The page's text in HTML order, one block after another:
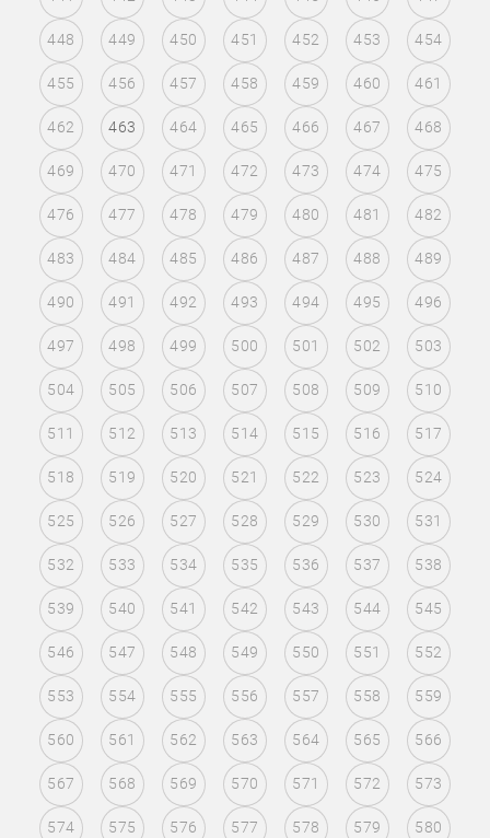
448 449 450 451 452 453 454
455 456 457 458 459 460 461
462 463 464 465 466 467 468
469 470 471 472 473 474 475
476 477 478 479 480 481 482
483 484 485 486 487 488 489
490 491 492 493 494 495 496
497 498 499 500 501 502 503
504 505 506 507 508 509 510
511 512 513 514 515 516 517
518 519 520 521 522 523 524
525 526 527 528 529 530 531
532 533 534 535 536 537 538
539 540 541 542 543 544 545
546 547 548 549 550 551 552
553 554 555 556 557 558 559
560 561 562 563 564 565 566
567 568 569 570 571 572 573
574 575 576 577 578 579 580